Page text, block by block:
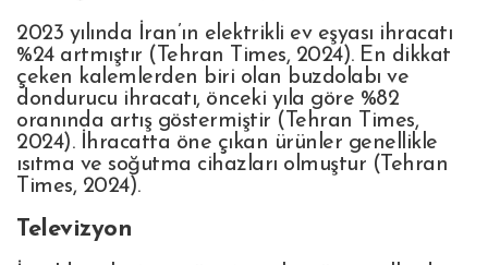
2023 yılında İran’ın elektrikli ev eşyası ihracatı
%24 artmıştır (Tehran Times, 2024). En dikkat
çeken kalemlerden biri olan buzdolabı ve
dondurucu ihracatı, önceki yıla göre %82
oranında artış göstermiştir (Tehran Times,
2024). İhracatta öne çıkan ürünler genellikle
ısıtma ve soğutma cihazları olmuştur (Tehran
Times, 2024).
Televizyon